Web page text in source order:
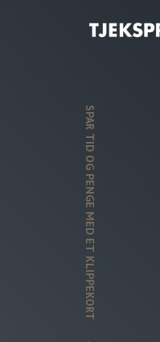
SPAR TID OG PENGE MED ET KLIPPEKORT